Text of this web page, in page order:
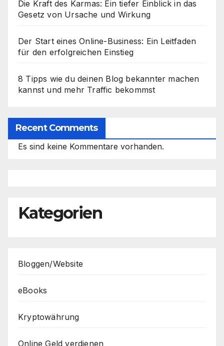
Die Kraft des Karmas: Ein tiefer Einblick in das
Gesetz von Ursache und Wirkung
Der Start eines Online-Business: Ein Leitfaden
für den erfolgreichen Einstieg
8 Tipps wie du deinen Blog bekannter machen
kannst und mehr Traffic bekommst
Recent Comments
Es sind keine Kommentare vorhanden.
Kategorien
Bloggen/Website
eBooks
Kryptowährung
Online Geld verdienen